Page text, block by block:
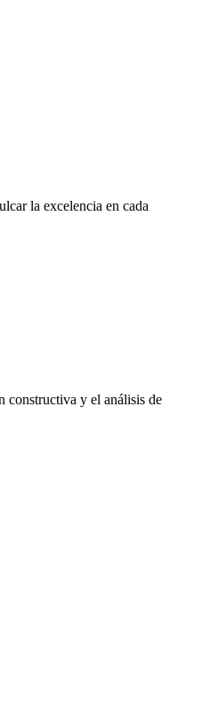
la excelencia en cada
constructiva y el análisis de